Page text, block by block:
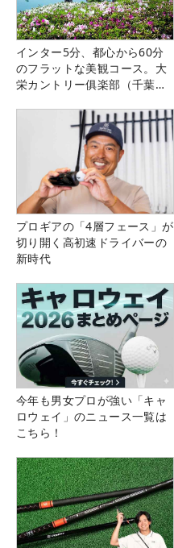
インター5分、都心から60分
のフラットな美観コース。大
栄カントリー俱楽部（千葉
プロギアの「4層フェース」が
切り開く高初速ドライバーの
新時代
今年も男女プロが強い「キャ
ロウェイ」のニュース一覧は
こちら！